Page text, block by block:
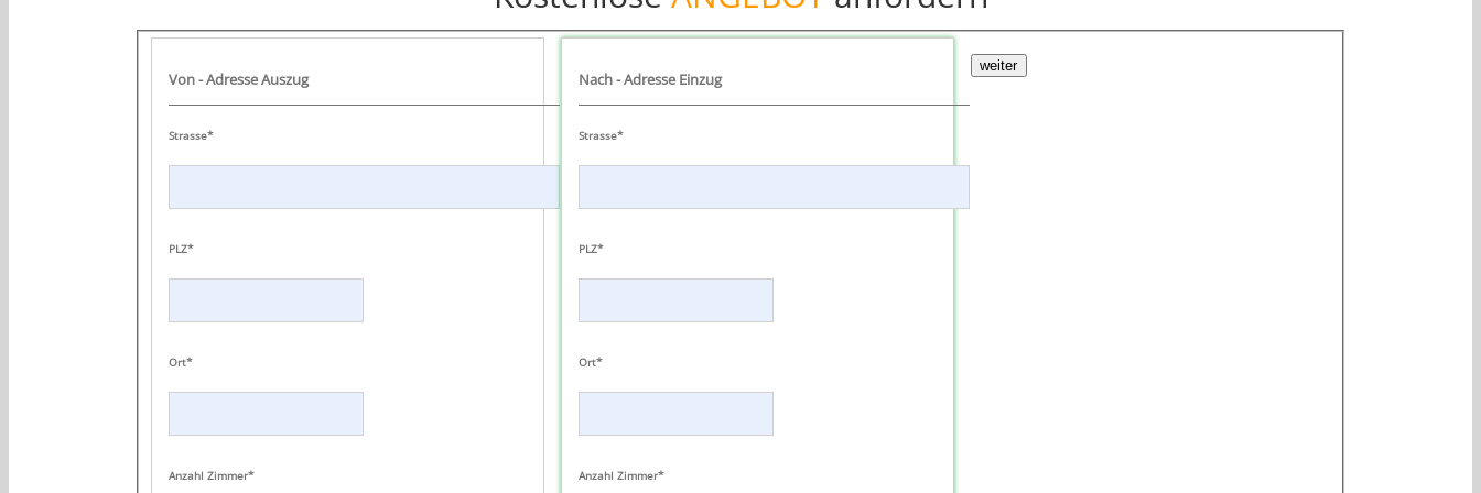
Von - Adresse Auszug
Strasse*
PLZ*
Ort*
Anzahl Zimmer*
Nach - Adresse Einzug
Strasse*
PLZ*
Ort*
Anzahl Zimmer*
weiter